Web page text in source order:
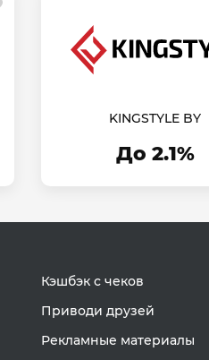
KINGSTYLE BY
До 2.1%
Кэшбэк с чеков
Приводи друзей
Рекламные материалы